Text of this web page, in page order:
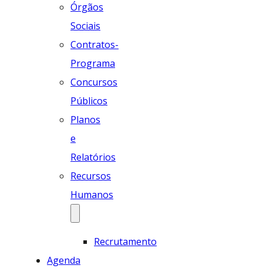
Órgãos
Sociais
Contratos-
Programa
Concursos
Públicos
Planos
e
Relatórios
Recursos
Humanos
Recrutamento
Agenda